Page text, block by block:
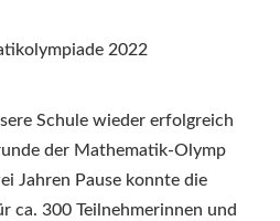
2022
Schule wieder erfolgreich
der Mathematik-Olymp
Jahren Pause konnte die
ca. 300 Teilnehmerinnen und